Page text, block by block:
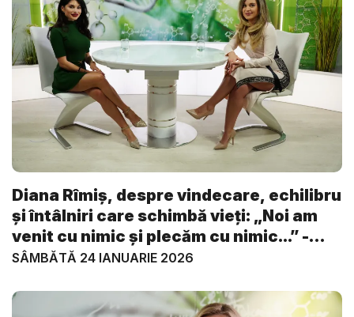
Diana Rîmiș, despre vindecare, echilibru
și întâlniri care schimbă vieți: „Noi am
venit cu nimic și plecăm cu nimic...” -
VI...
SÂMBĂTĂ 24 IANUARIE 2026